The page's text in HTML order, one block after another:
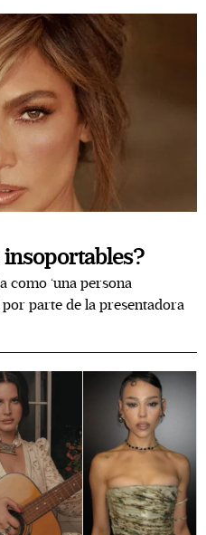
como ‘una persona
parte de la presentadora